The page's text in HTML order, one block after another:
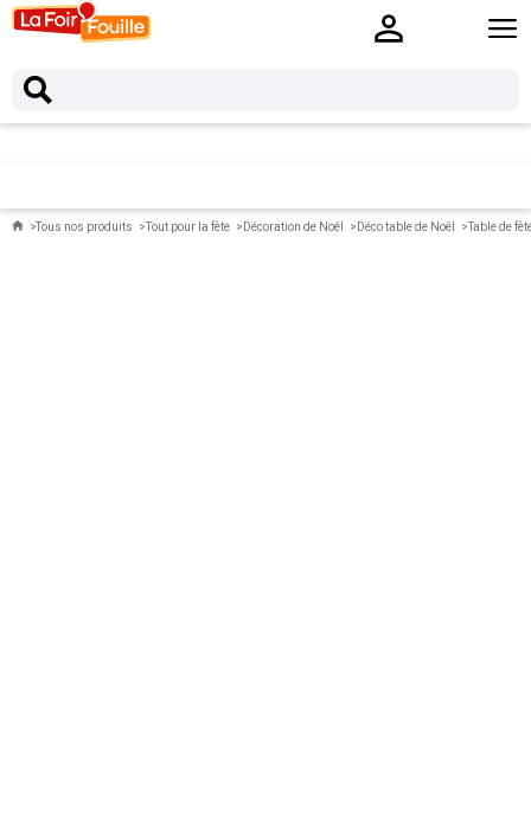
Tous nos produits Tout pour la fête Décoration de Noël Déco table de Noël Table de